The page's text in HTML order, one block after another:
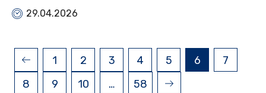
29.04.2026
1 2 3 4 5 6
7
8
9 10 … 58